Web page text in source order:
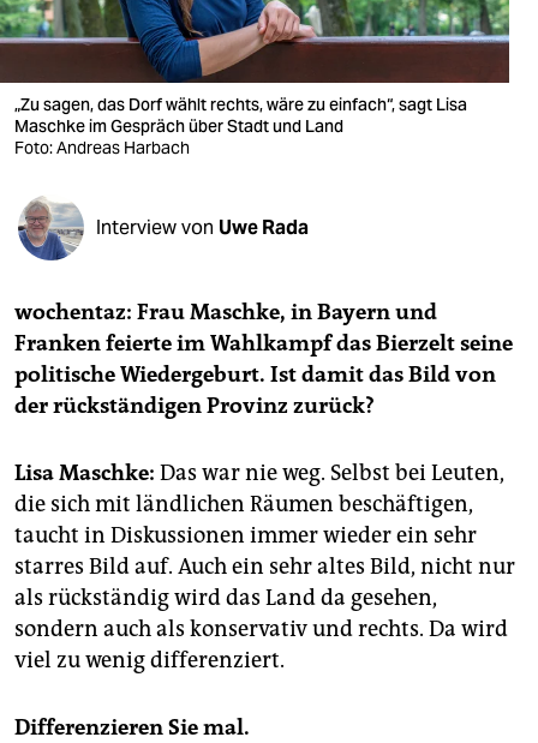
verlag
verlag
veranstaltungen
fragen & hilfe
abo
genossenschaft
epaper login
„Zu sagen, das Dorf wählt rechts, wäre zu einfach“, sagt Lisa
Maschke im Gespräch über Stadt und Land
Foto: Andreas Harbach
Interview von Uwe Rada
wochentaz: Frau Maschke, in Bayern und
Franken feierte im Wahlkampf das Bierzelt seine
politische Wiedergeburt. Ist damit das Bild von
der rückständigen Provinz zurück?
Lisa Maschke: Das war nie weg. Selbst bei Leuten,
die sich mit ländlichen Räumen beschäftigen,
taucht in Diskussionen immer wieder ein sehr
starres Bild auf. Auch ein sehr altes Bild, nicht nur
als rückständig wird das Land da gesehen,
sondern auch als konservativ und rechts. Da wird
viel zu wenig differenziert.
Differenzieren Sie mal.